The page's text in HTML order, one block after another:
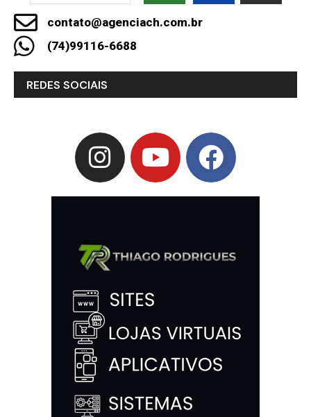
contato@agenciach.com.br
(74)99116-6688
REDES SOCIAIS